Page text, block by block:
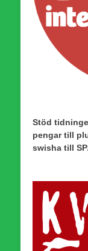
Stöd
pengar till
swisha till